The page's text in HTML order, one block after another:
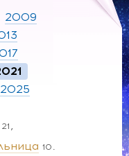
2009
2025
21
10